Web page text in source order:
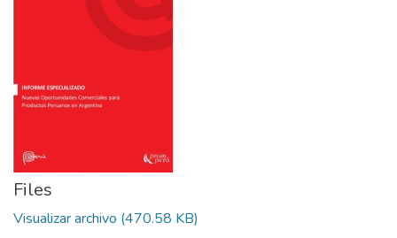
Files
Visualizar archivo (470.58 KB)